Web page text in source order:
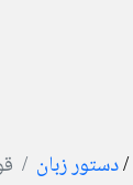
/دستور زبان